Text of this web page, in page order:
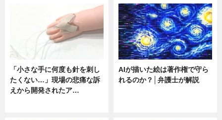
「小さな手に何度も針を刺し
たくない…」現場の悲痛な訴
えから開発されたア…
AIが描いた絵は著作権で守ら
れるのか？│弁護士が解説